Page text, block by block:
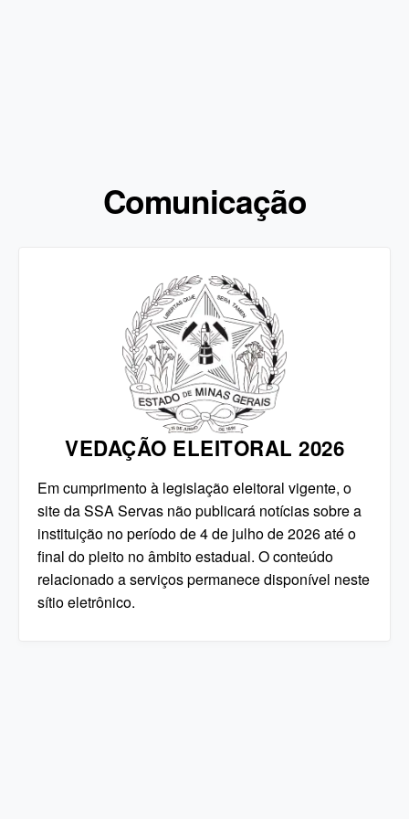
Comunicação
VEDAÇÃO ELEITORAL 2026
Em cumprimento à legislação eleitoral vigente, o
site da SSA Servas não publicará notícias sobre a
instituição no período de 4 de julho de 2026 até o
final do pleito no âmbito estadual. O conteúdo
relacionado a serviços permanece disponível neste
sítio eletrônico.